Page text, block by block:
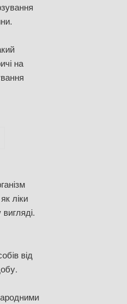
на
ліки
від